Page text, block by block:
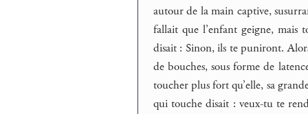
autour de la main captive,
fallait que l’enfant geigne, mais
disait : Sinon, ils te puniront.
de bouches, sous forme de
toucher plus fort qu’elle, sa
qui touche disait : veux-tu te